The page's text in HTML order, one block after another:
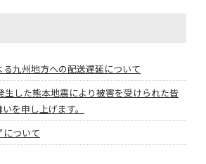
九州地方への配送遅延について
生した熊本地震により被害を受けられた皆
を申し上げます。
について